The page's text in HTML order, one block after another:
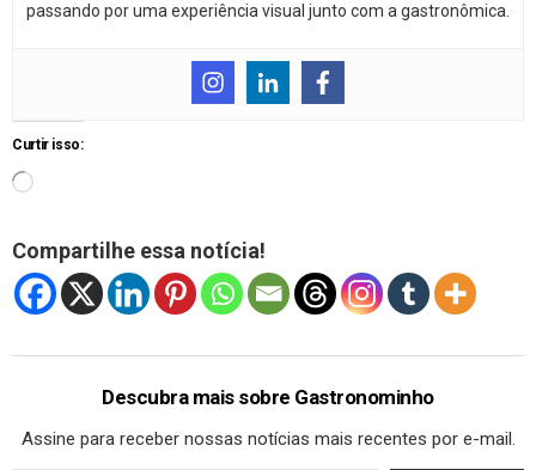
passando por uma experiência visual junto com a gastronômica.
Curtir isso:
Compartilhe essa notícia!
Descubra mais sobre Gastronominho
Assine para receber nossas notícias mais recentes por e-mail.